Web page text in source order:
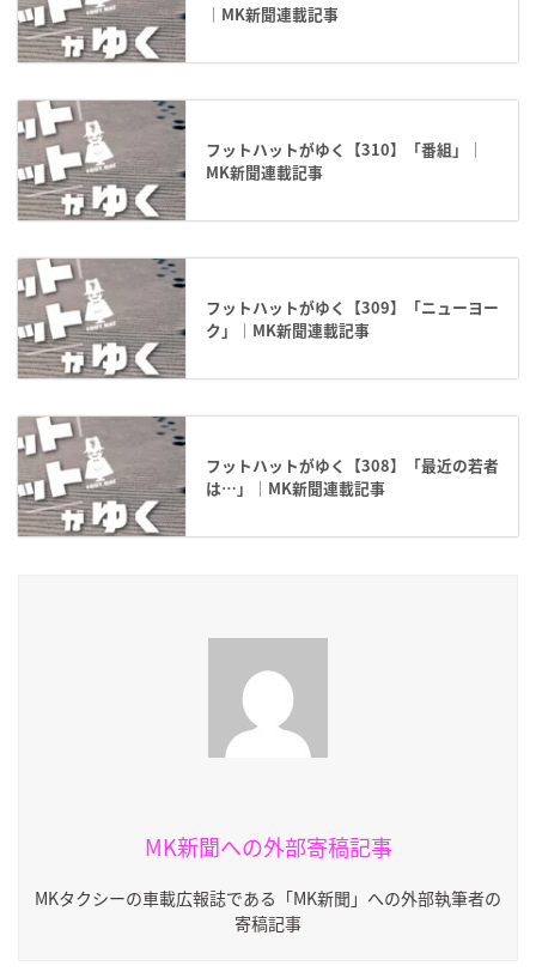
｜MK新聞連載記事
フットハットがゆく【310】「番組」｜
MK新聞連載記事
フットハットがゆく【309】「ニューヨー
ク」｜MK新聞連載記事
フットハットがゆく【308】「最近の若者
は…」｜MK新聞連載記事
MK新聞への外部寄稿記事
MKタクシーの車載広報誌である「MK新聞」への外部執筆者の
寄稿記事